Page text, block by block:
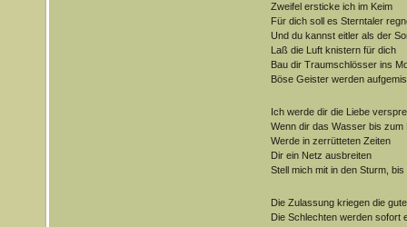
Zweifel ersticke ich im Keim
Für dich soll es Sterntaler
Und du kannst eitler als der
Laß die Luft knistern für dich
Bau dir Traumschlösser ins
Böse Geister werden
Ich werde dir die Liebe
Wenn dir das Wasser bis zum
Werde in zerrütteten Zeiten
Dir ein Netz ausbreiten
Stell mich mit in den Sturm,
Die Zulassung kriegen die
Die Schlechten werden sofort